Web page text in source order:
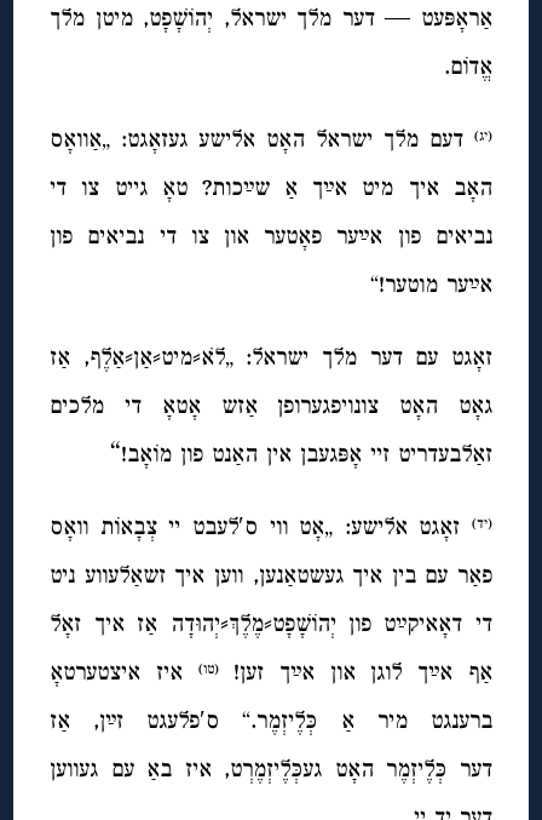
אַראָפּעט — דער מלך ישראל, יְהוֹשָׁפָט, מיטן מלך
אֱדוֹם.
(יג) דעם מלך ישראל האָט אלישע געזאָגט: „אַוואָס
האָב איך מיט אײַך אַ שײַכות? טאָ גייט צו די
נביאים פון אײַער פאָטער און צו די נביאים פון
אײַער מוטער!“
זאָגט עם דער מלך ישראל: „לֹא⸗מיט⸗אַן⸗אַלֶף, אַז
גאָט האָט צונויפגערופן אַזש אָטאָ די מלכים
זאַלבעדריט זיי אָפּגעבן אין האַנט פון מוֹאָב!“
(יד)
זאָגט אלישע: „אָט ווי ס′לעבט יי צְבָאוֹת וואָס
פאַר עם בין איך געשטאַנען, ווען איך זשאַלעווע ניט
די דאָאיקײַט פון יְהוֹשָׁפָט⸗מֶלֶךְ⸗יְהוּדָה אַז איך זאָל
אַף אײַך לוגן און אײַך זען!(טו)
איז איצטערטאָ
ברענגט מיר אַ כְּלֶיזְמֶר.“ ס′פלעגט זײַן, אַז
דער כְּלֶיזְמֶר האָט געכְּלֶיזְמֶרְט, איז באַ עם געווען